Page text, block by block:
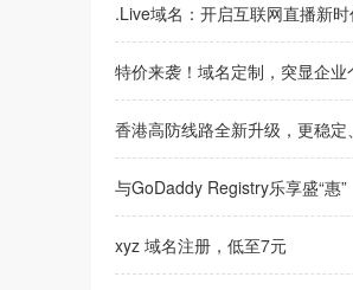
.Live域名：开启互联网直播新
特价来袭！域名定制，突显企业
香港高防线路全新升级，更稳定
与GoDaddy Registry乐享盛“惠”
xyz 域名注册，低至7元